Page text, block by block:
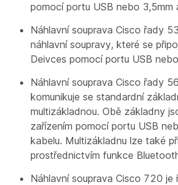
pomocí portu USB nebo 3,5mm
Náhlavní souprava Cisco řady
náhlavní soupravy, které se
Deivces pomocí portu USB
Náhlavní souprava Cisco řady
komunikuje se standardní
multizákladnou. Obě základny
zařízením pomocí portu USB
kabelu. Multizákladnu lze také
prostřednictvím funkce
Náhlavní souprava Cisco 720 je